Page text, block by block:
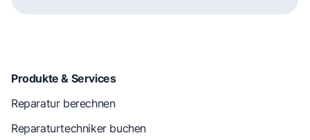
Produkte & Services
Reparatur berechnen
Reparaturtechniker buchen